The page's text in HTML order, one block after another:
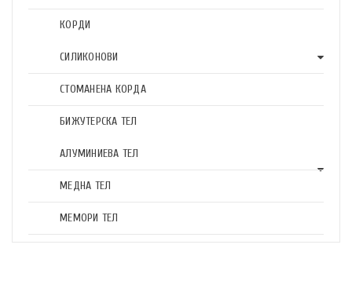
КОРДИ
СИЛИКОНОВИ
СТОМАНЕНА КОРДА
БИЖУТЕРСКА ТЕЛ
АЛУМИНИЕВА ТЕЛ
МЕДНА ТЕЛ
МЕМОРИ ТЕЛ